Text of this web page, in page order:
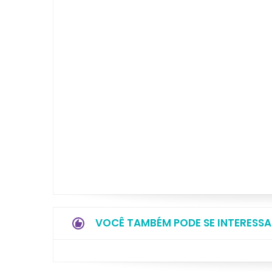
VOCÊ TAMBÉM PODE SE